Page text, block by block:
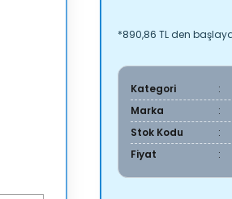
*890,86 TL den
Kategori
Marka
Stok Kodu
Fiyat